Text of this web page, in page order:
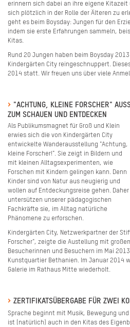
erinnern sich dabei an ihre eigene Kitazeit
sich plötzlich in der Rolle der Älteren zu
geht es beim Boysday: Jungen für den
indem sie erste Erfahrungen sammeln,
Kitas.
Rund 20 Jungen haben beim Boysday
Kindergärten City reingeschnuppert.
2014 statt. Wir freuen uns über viele
"ACHTUNG, KLEINE FORSCHER"
ZUM SCHAUEN UND ENTDECKEN
Als Publikumsmagnet für Groß und Klein
erwies sich die von Kindergärten City
entwickelte Wanderausstellung "Achtung,
kleine Forscher!". Sie zeigt in Bildern und
mit kleinen Alltagsexperimenten, wie
Forschen mit Kindern gelingen kann. Denn
Kinder sind von Natur aus neugierig und
wollen auf Entdeckungsreise gehen. Daher
untersützen unserer pädagogischen
Fachkräfte sie, im Alltag natürliche
Phänomene zu erforschen.
Kindergärten City, Netzwerkpartner der
Forscher", zeigte die Austellung mit
Besucherinnen und Besuchern im Mai
Kunstquartier Bethanien. Im Januar 2014
Galerie im Rathaus Mitte wiederholt.
ZERTIFIKATSÜBERGABE FÜR ZWEI
Sprache beginnt mit Musik, Bewegung
ist (natürlich) auch in den Kitas des